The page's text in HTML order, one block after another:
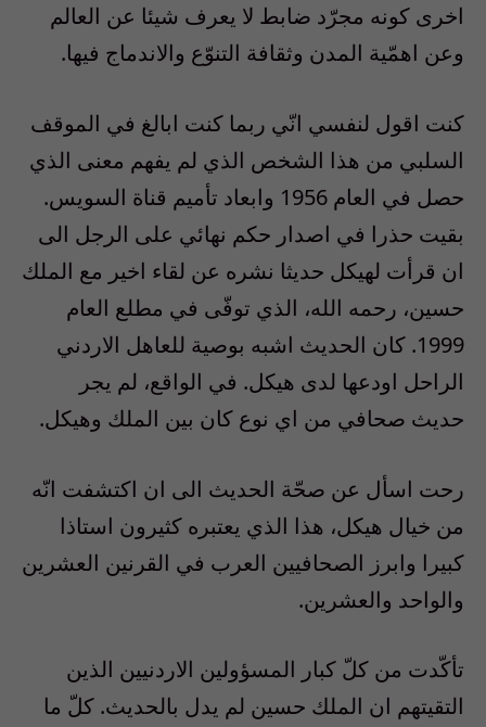
اخرى كونه مجرّد ضابط لا يعرف شيئا عن العالم
وعن اهمّية المدن وثقافة التنوّع والاندماج فيها.
كنت اقول لنفسي انّي ربما كنت ابالغ في الموقف
السلبي من هذا الشخص الذي لم يفهم معنى الذي
حصل في العام 1956 وابعاد تأميم قناة السويس.
بقيت حذرا في اصدار حكم نهائي على الرجل الى
ان قرأت لهيكل حديثا نشره عن لقاء اخير مع الملك
حسين، رحمه الله، الذي توفّى في مطلع العام
1999. كان الحديث اشبه بوصية للعاهل الاردني
الراحل اودعها لدى هيكل. في الواقع، لم يجر
حديث صحافي من اي نوع كان بين الملك وهيكل.
رحت اسأل عن صحّة الحديث الى ان اكتشفت انّه
من خيال هيكل، هذا الذي يعتبره كثيرون استاذا
كبيرا وابرز الصحافيين العرب في القرنين العشرين
والواحد والعشرين.
تأكّدت من كلّ كبار المسؤولين الاردنيين الذين
التقيتهم ان الملك حسين لم يدل بالحديث. كلّ ما